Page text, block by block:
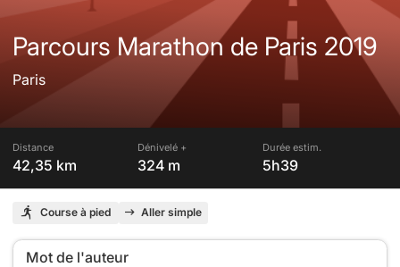
Parcours Marathon de Paris 2019
Paris
Distance
42,35 km
Dénivelé +
324 m
Durée estim.
5h39
Course à pied Aller simple
Mot de l'auteur